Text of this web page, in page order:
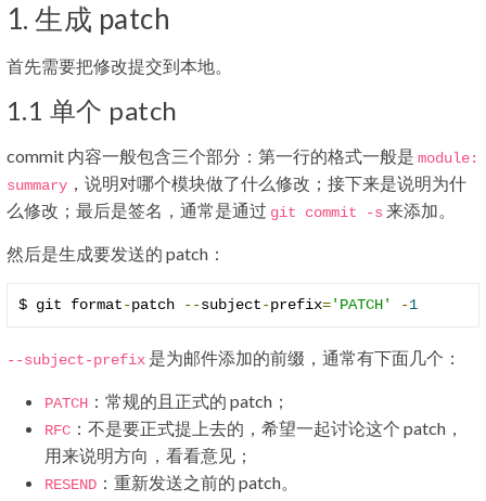
1. 生成 patch
首先需要把修改提交到本地。
1.1 单个 patch
commit 内容一般包含三个部分：第一行的格式一般是 module:
summary ，说明对哪个模块做了什么修改；接下来是说明为什
么修改；最后是签名，通常是通过 git commit -s来添加。
然后是生成要发送的 patch：
$ git format-patch --subject-prefix='PATCH' -1
--subject-prefix 是为邮件添加的前缀，通常有下面几个：
PATCH ：常规的且正式的 patch；
RFC ：不是要正式提上去的，希望一起讨论这个 patch，
用来说明方向，看看意见；
RESEND ：重新发送之前的 patch。